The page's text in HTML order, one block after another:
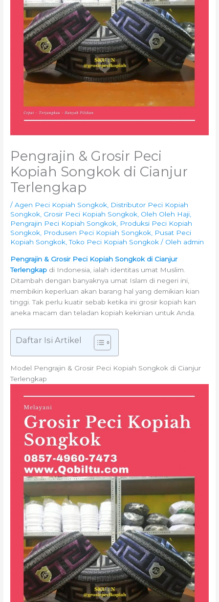
Pengrajin & Grosir Peci
Kopiah Songkok di Cianjur
Terlengkap
/Agen Peci Kopiah Songkok Distributor Peci Kopiah
Songkok Grosir Peci Kopiah Songkok Oleh Oleh Haji
Pengrajin Peci Kopiah Songkok Produksi Peci Kopiah
Songkok Produsen Peci Kopiah Songkok Pusat Peci
Kopiah Songkok ,Toko Peci Kopiah Songkok / Oleh admin
Pengrajin & Grosir Peci Kopiah Songkok di Cianjur
Terlengkap di Indonesia, ialah identitas umat Muslim.
Ditambah dengan banyaknya umat Islam di negeri ini,
membikin keperluan akan barang hal yang demikian kian
tinggi. Tak perlu kuatir sebab ketika ini grosir kopiah kan
aneka macam dan teladan kopiah kekinian untuk Anda.
Daftar Isi Artikel
Model Pengrajin & Grosir Peci Kopiah Songkok di Cianjur
Terlengkap